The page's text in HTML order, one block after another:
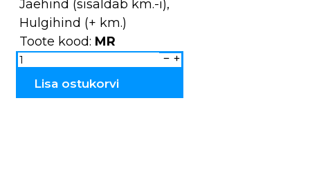
Jaehind (sisaldab km.-i),
Hulgihind (+ km.)
Toote kood: MR
Suveniirmagnet
ANNE
Tartu
Lisa ostukorvi